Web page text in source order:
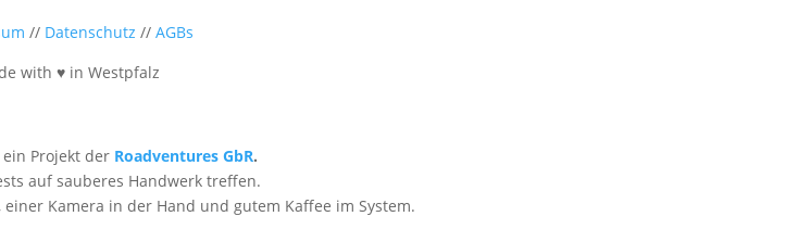
// Datenschutz // AGBs
with ♥ in Westpfalz
Projekt der Roadventures GbR.
auf sauberes Handwerk treffen.
Kamera in der Hand und gutem Kaffee im System.